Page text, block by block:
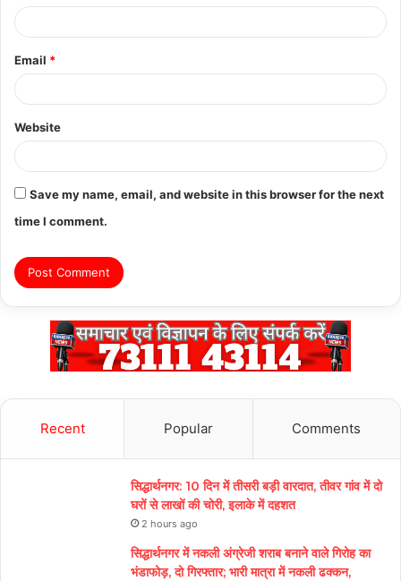
Email *
Website
Save my name, email, and website in this browser for the next
time I comment.
Recent Popular Comments
सिद्धार्थनगर: 10 दिन में तीसरी बड़ी वारदात, तीवर गांव में दो
घरों से लाखों की चोरी, इलाके में दहशत
2 hours ago
सिद्धार्थनगर में नकली अंग्रेजी शराब बनाने वाले गिरोह का
भंडाफोड़, दो गिरफ्तार; भारी मात्रा में नकली ढक्कन,